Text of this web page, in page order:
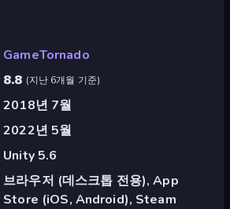
GameTornado
8.8 (지난 6개월 기준)
2018년 7월
2022년 5월
Unity 5.6
브라우저 (데스크톱 전용), App
Store (iOS, Android), Steam